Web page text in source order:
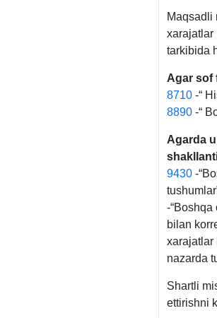
Maqsadli
хarajatlar
tarkibida
Agar sof
8710-“
8890-“
Agarda u
9430-
-“Boshqa
bilan
хarajatlar
nazarda
Shartli
ettirishni